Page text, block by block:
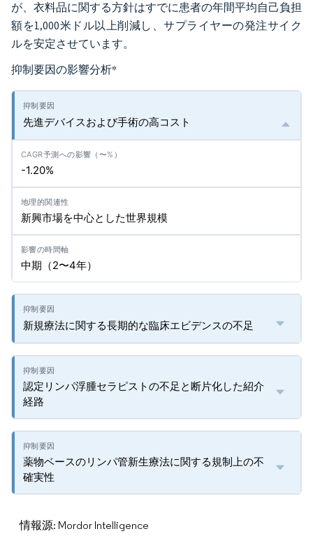
が、衣料品に関する方針はすでに患者の年間平均自己負担
額を1,000米ドル以上削減し、サプライヤーの発注サイク
ルを安定させています。
抑制要因の影響分析*
先進デバイスおよび手術の高コスト
-1.20%
新興市場を中心とした世界規模
中期（2〜4年）
新規療法に関する長期的な臨床エビデンスの不足
認定リンパ浮腫セラピストの不足と断片化した紹介
経路
薬物ベースのリンパ管新生療法に関する規制上の不
確実性
情報源: Mordor Intelligence